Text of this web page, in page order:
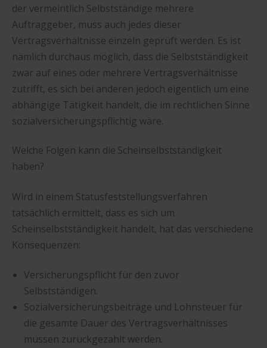
der vermeintlich Selbstständige mehrere
Auftraggeber, muss auch jedes dieser
Vertragsverhältnisse einzeln geprüft werden. Es ist
nämlich durchaus möglich, dass die Selbstständigkeit
zwar auf eines oder mehrere Vertragsverhältnisse
zutrifft, es sich bei anderen jedoch eigentlich um eine
abhängige Tätigkeit handelt, die im rechtlichen Sinne
sozialversicherungspflichtig wäre.
Welche Folgen kann die Scheinselbstständigkeit
haben?
Wird in einem Statusfeststellungsverfahren
tatsächlich ermittelt, dass es sich um
Scheinselbstständigkeit handelt, hat das verschiedene
Konsequenzen:
Versicherungspflicht für den zuvor
Selbstständigen.
Sozialversicherungsbeiträge und Lohnsteuer für
die gesamte Dauer des Vertragsverhältnisses
müssen zurückgezahlt werden.